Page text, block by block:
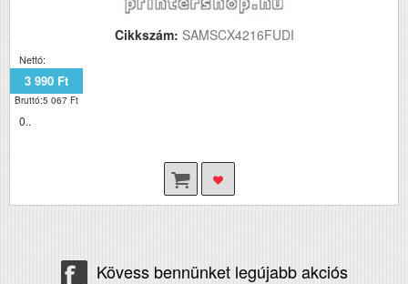
Cikkszám: SAMSCX4216FUDI
Nettó:
3 990 Ft
Bruttó:5 067 Ft
0..
Kövess bennünket legújabb akciós